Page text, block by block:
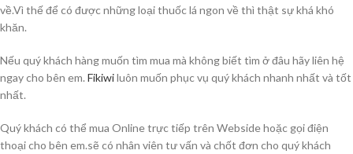
về.Vì thế để có được những loại thuốc lá ngon về thì thật sự khá khó
khăn.
Nếu quý khách hàng muốn tìm mua mà không biết tìm ở đâu hãy liên hệ
ngay cho bên em. Fikiwiluôn muốn phục vụ quý khách nhanh nhất và tốt
nhất.
Quý khách có thể mua Online trực tiếp trên Webside hoặc gọi điện
thoại cho bên em.sẽ có nhân viên tư vấn và chốt đơn cho quý khách